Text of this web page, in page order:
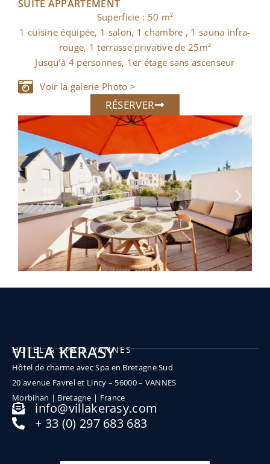
SUITE APPARTEMENT
Superficie : 50 m²
1 cuisine équipée, 1 salon, 1 chambre , 1 sauna infra-
rouge, 1 terrasse privative de 25m²
Jusqu’à 4 personnes, 1er étage sans ascenseur
Voir la galerie Photo >
RÉSERVER
HOTEL & SPA A VANNES
VILLA KERASY
Hôtel de charme avec Spa en Bretagne Sud
20 avenue Favrel et Lincy – 56000 – VANNES
Morbihan | Bretagne | France
info@villakerasy.com
+ 33 (0) 297 683 683